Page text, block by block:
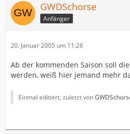
GWDSchorse
Anfänger
20. Januar 2005 um 11:26
Ab der kommenden Saison soll
werden, weiß hier jemand mehr
Einmal editiert, zuletzt von